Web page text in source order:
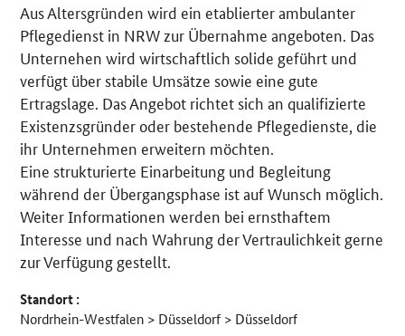
Details
Aus Altersgründen wird ein etablierter ambulanter
Pflegedienst in NRW zur Übernahme angeboten. Das
Unternehen wird wirtschaftlich solide geführt und
verfügt über stabile Umsätze sowie eine gute
Ertragslage. Das Angebot richtet sich an qualifizierte
Existenzsgründer oder bestehende Pflegedienste, die
ihr Unternehmen erweitern möchten.
Eine strukturierte Einarbeitung und Begleitung
während der Übergangsphase ist auf Wunsch möglich.
Weiter Informationen werden bei ernsthaftem
Interesse und nach Wahrung der Vertraulichkeit gerne
zur Verfügung gestellt.
Standort :
Nordrhein-Westfalen > Düsseldorf > Düsseldorf